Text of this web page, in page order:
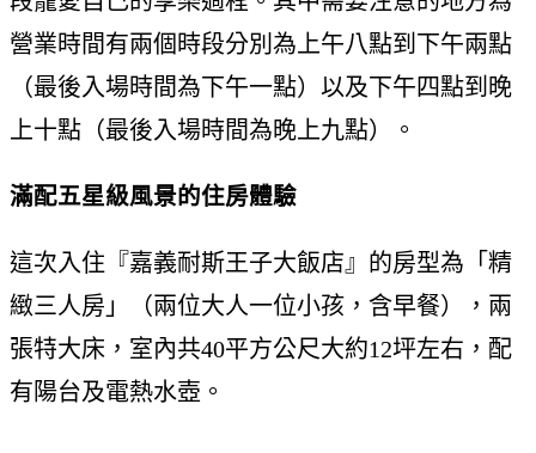
營業時間有兩個時段分別為上午八點到下午兩點
（最後入場時間為下午一點）以及下午四點到晚
上十點（最後入場時間為晚上九點）。
滿配五星級風景的住房體驗
這次入住『嘉義耐斯王子大飯店』的房型為「精
緻三人房」（兩位大人一位小孩，含早餐），兩
張特大床，室內共40平方公尺大約12坪左右，配
有陽台及電熱水壺。